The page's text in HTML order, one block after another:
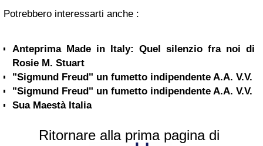
Potrebbero interessarti anche :
Anteprima Made in Italy: Quel silenzio fra noi di
Rosie M. Stuart
"Sigmund Freud" un fumetto indipendente A.A. V.V.
"Sigmund Freud" un fumetto indipendente A.A. V.V.
Sua Maestà Italia
Ritornare alla prima pagina di